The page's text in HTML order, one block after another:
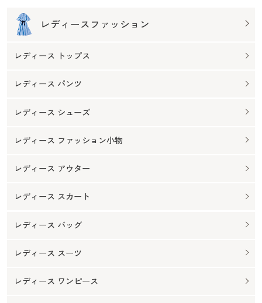
レディースファッション
レディース トップス
レディース パンツ
レディース シューズ
レディース ファッション小物
レディース アウター
レディース スカート
レディース バッグ
レディース スーツ
レディース ワンピース